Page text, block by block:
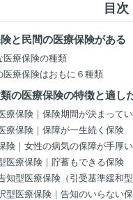
目次
と民間の医療保険がある
医療保険の種類
医療保険はおもに６種類
の医療保険の特徴と適し
療保険｜保険期間が決まって
療保険｜保障が一生続く保険
険｜女性の病気の保障が手厚
医療保険｜貯蓄もできる保険
知型医療保険（引受基準緩和
型医療保険｜告知のいらない